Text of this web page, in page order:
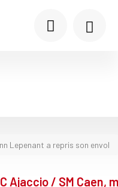
Lepenant a repris son envol
Ajaccio / SM Caen,